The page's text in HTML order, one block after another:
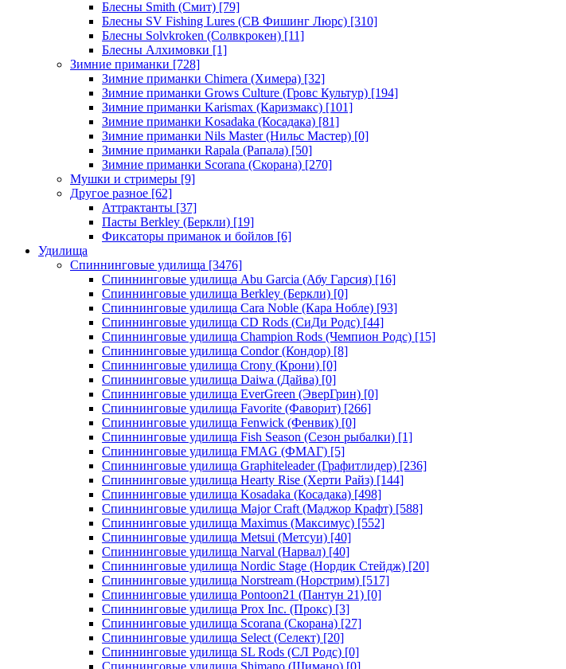
Блесны Smith (Смит) [79]
Блесны SV Fishing Lures (СВ Фишинг Люрс) [310]
Блесны Solvkroken (Солвкрокен) [11]
Блесны Алхимовки [1]
Зимние приманки [728]
Зимние приманки Chimera (Химера) [32]
Зимние приманки Grows Culture (Гровс Культур) [194]
Зимние приманки Karismax (Каризмакс) [101]
Зимние приманки Kosadaka (Косадака) [81]
Зимние приманки Nils Master (Нильс Мастер) [0]
Зимние приманки Rapala (Рапала) [50]
Зимние приманки Scorana (Скорана) [270]
Мушки и стримеры [9]
Другое разное [62]
Аттрактанты [37]
Пасты Berkley (Беркли) [19]
Фиксаторы приманок и бойлов [6]
Удилища
Спиннинговые удилища [3476]
Спиннинговые удилища Abu Garcia (Абу Гарсия) [16]
Спиннинговые удилища Berkley (Беркли) [0]
Спиннинговые удилища Cara Noble (Кара Нобле) [93]
Спиннинговые удилища CD Rods (СиДи Родс) [44]
Спиннинговые удилища Champion Rods (Чемпион Родс) [15]
Спиннинговые удилища Condor (Кондор) [8]
Спиннинговые удилища Crony (Крони) [0]
Спиннинговые удилища Daiwa (Дайва) [0]
Спиннинговые удилища EverGreen (ЭверГрин) [0]
Спиннинговые удилища Favorite (Фаворит) [266]
Спиннинговые удилища Fenwick (Фенвик) [0]
Спиннинговые удилища Fish Season (Сезон рыбалки) [1]
Спиннинговые удилища FMAG (ФМАГ) [5]
Спиннинговые удилища Graphiteleader (Графитлидер) [236]
Спиннинговые удилища Hearty Rise (Херти Райз) [144]
Спиннинговые удилища Kosadaka (Косадака) [498]
Спиннинговые удилища Major Craft (Маджор Крафт) [588]
Спиннинговые удилища Maximus (Максимус) [552]
Спиннинговые удилища Metsui (Метсуи) [40]
Спиннинговые удилища Narval (Нарвал) [40]
Спиннинговые удилища Nordic Stage (Нордик Стейдж) [20]
Спиннинговые удилища Norstream (Норстрим) [517]
Спиннинговые удилища Pontoon21 (Пантун 21) [0]
Спиннинговые удилища Prox Inc. (Прокс) [3]
Спиннинговые удилища Scorana (Скорана) [27]
Спиннинговые удилища Select (Селект) [20]
Спиннинговые удилища SL Rods (СЛ Родс) [0]